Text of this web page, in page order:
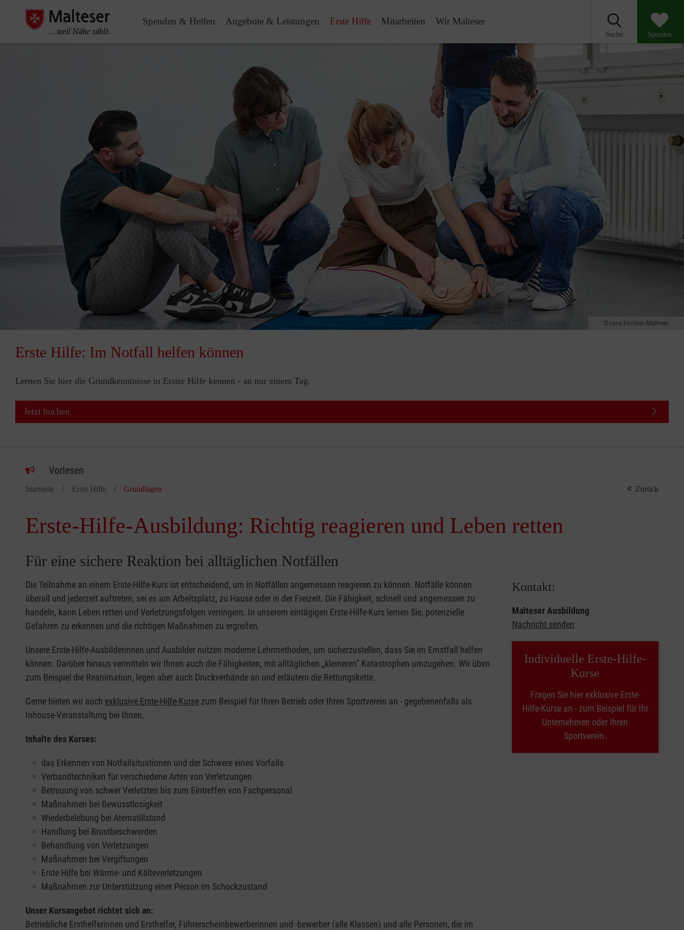
Spenden & Helfen Angebote & Leistungen Erste Hilfe Mitarbeiten Wir Malteser
Suche Spenden
Lena Kirchner/Malteser
Erste Hilfe: Im Notfall helfen können
Lernen Sie hier die Grundkenntnisse in Erster Hilfe kennen - an nur einem Tag.
Jetzt buchen
Vorlesen
Startseite Erste Hilfe Grundlagen Zurück
Erste-Hilfe-Ausbildung: Richtig reagieren und Leben retten
Für eine sichere Reaktion bei alltäglichen Notfällen
Die Teilnahme an einem Erste-Hilfe-Kurs ist entscheidend, um in Notfällen angemessen reagieren zu können. Notfälle können
überall und jederzeit auftreten, sei es am Arbeitsplatz, zu Hause oder in der Freizeit. Die Fähigkeit, schnell und angemessen zu
handeln, kann Leben retten und Verletzungsfolgen verringern. In unserem eintägigen Erste-Hilfe-Kurs lernen Sie, potenzielle
Gefahren zu erkennen und die richtigen Maßnahmen zu ergreifen.
Unsere Erste-Hilfe-Ausbilderinnen und Ausbilder nutzen moderne Lehrmethoden, um sicherzustellen, dass Sie im Ernstfall helfen
können. Darüber hinaus vermitteln wir Ihnen auch die Fähigkeiten, mit alltäglichen „kleineren” Katastrophen umzugehen. Wir üben
zum Beispiel die Reanimation, legen aber auch Druckverbände an und erläutern die Rettungskette.
Gerne bieten wir auch exklusive Erste-Hilfe-Kurse zum Beispiel für Ihren Betrieb oder Ihren Sportverein an - gegebenenfalls als
Inhouse-Veranstaltung bei Ihnen.
Inhalte des Kurses:
das Erkennen von Notfallsituationen und der Schwere eines Vorfalls
Verbandtechniken für verschiedene Arten von Verletzungen
Betreuung von schwer Verletzten bis zum Eintreffen von Fachpersonal
Maßnahmen bei Bewusstlosigkeit
Wiederbelebung bei Atemstillstand
Handlung bei Brustbeschwerden
Behandlung von Verletzungen
Maßnahmen bei Vergiftungen
Erste Hilfe bei Wärme- und Kälteverletzungen
Maßnahmen zur Unterstützung einer Person im Schockzustand
Unser Kursangebot richtet sich an:
Betriebliche Ersthelferinnen und Ersthelfer, Führerscheinbewerberinnen und -bewerber (alle Klassen) und alle Personen, die im
Kontakt:
Malteser Ausbildung
Nachricht senden
Individuelle Erste-Hilfe-
Kurse
Fragen Sie hier exklusive Erste-
Hilfe-Kurse an - zum Beispiel für Ihr
Unternehmen oder Ihren
Sportverein.